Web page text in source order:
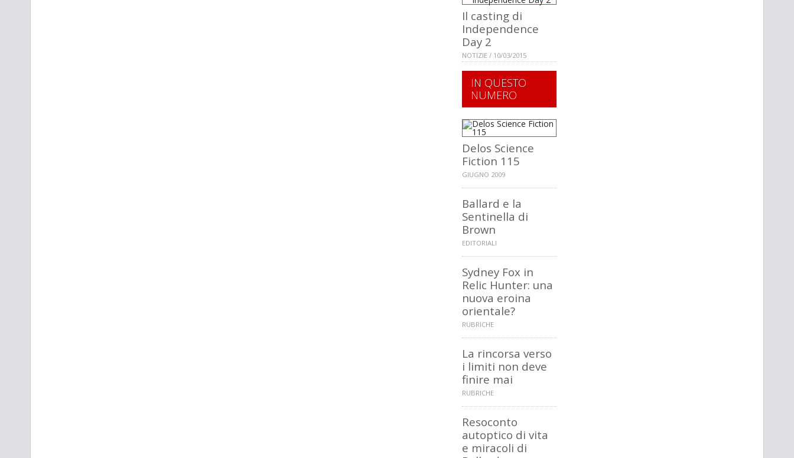
Il casting di
Independence
Day 2
NOTIZIE / 10/03/2015
IN QUESTO
NUMERO
Delos Science
Fiction 115
GIUGNO 2009
Ballard e la
Sentinella di
Brown
EDITORIALI
Sydney Fox in
Relic Hunter: una
nuova eroina
orientale?
RUBRICHE
La rincorsa verso
i limiti non deve
finire mai
RUBRICHE
Resoconto
autoptico di vita
e miracoli di